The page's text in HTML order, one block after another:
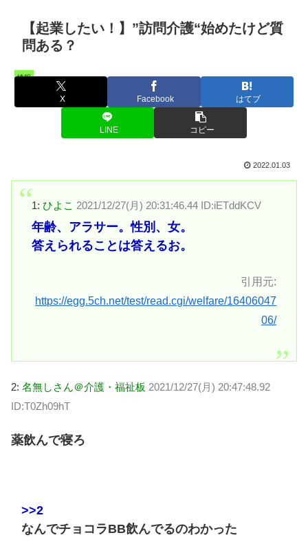
【起業したい！】”訪問介護“始めたけど質
問ある？
情報
X Facebook はてブ
LINE コピー
2022.01.03
1: ひよこ 2021/12/27(月) 20:31:46.44 ID:iETddKCV
年齢、アラサー。性別、女。
答えられることは答えるお。
引用元:
https://egg.5ch.net/test/read.cgi/welfare/16406047
06/
2: 名無しさん＠介護・福祉板 2021/12/27(月) 20:47:48.92
ID:T0Zh09hT
薬飲んで寝ろ
>>2
なんでチョコラBB飲んでるのわかった